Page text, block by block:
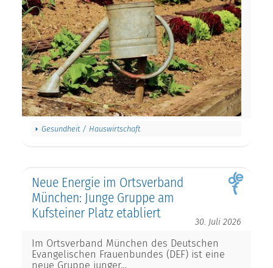
Gesundheit / Hauswirtschaft
Neue Energie im Ortsverband
München: Junge Gruppe am
Kufsteiner Platz etabliert
30. Juli 2026
Im Ortsverband München des Deutschen
Evangelischen Frauenbundes (DEF) ist eine
neue Gruppe junger…